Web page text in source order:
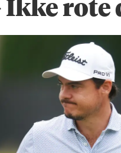
Ikke rote